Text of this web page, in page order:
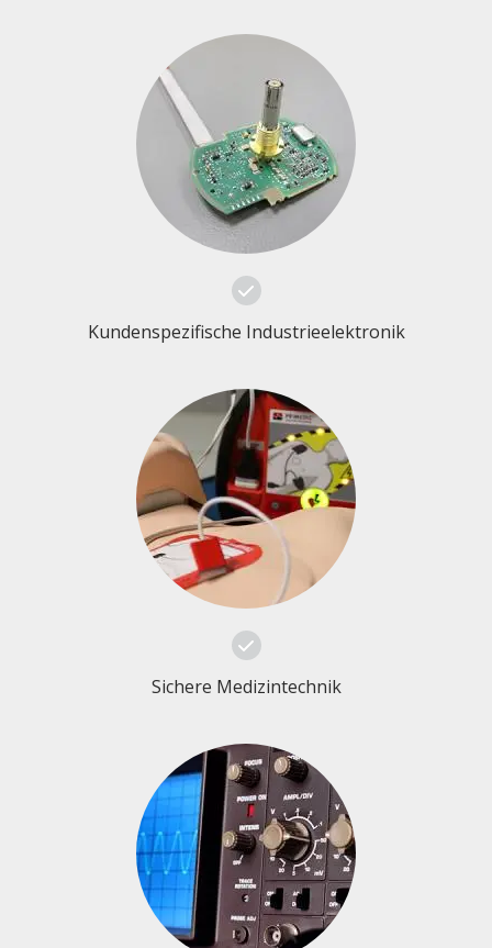
Kundenspezifische Industrieelektronik
Sichere Medizintechnik